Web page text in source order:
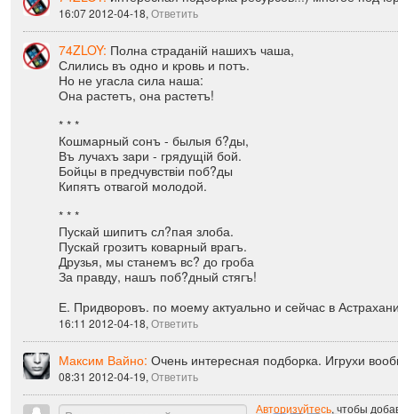
интересная подборка ресурсов!!!) многое
16:07 2012-04-18,
74ZLOY:Полна страданій нашихъ чаша,
Слились въ одно и кровь и потъ.
Но не угасла сила наша:
Она растетъ, она растетъ!
* * *
Кошмарный сонъ - былыя б?ды,
Въ лучахъ зари - грядущій бой.
Бойцы в предчувствіи поб?ды
Кипятъ отвагой молодой.
* * *
Пускай шипитъ сл?пая злоба.
Пускай грозитъ коварный врагъ.
Друзья, мы станемъ вс? до гроба
За правду, нашъ поб?дный стягъ!
Е. Придворовъ. по моему актуально и сейчас в
Максим Вайно:
08:31 2012-04-19,Ответить